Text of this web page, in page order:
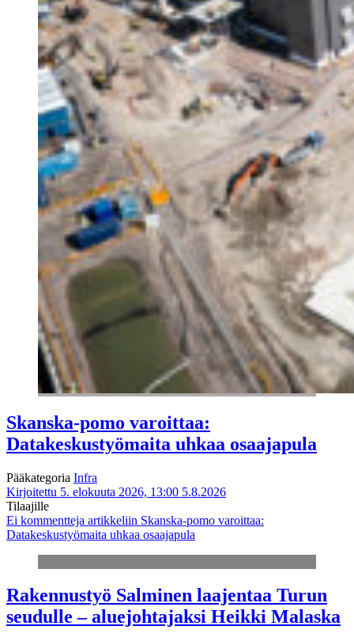
Skanska-pomo varoittaa:
Datakeskustyömaita uhkaa osaajapula
Pääkategoria Infra
Kirjoitettu 5. elokuuta 2026, 13:00 5.8.2026
Tilaajille
Ei kommentteja artikkeliin Skanska-pomo varoittaa:
Datakeskustyömaita uhkaa osaajapula
Rakennustyö Salminen laajentaa Turun
seudulle – aluejohtajaksi Heikki Malaska